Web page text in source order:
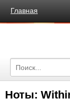
Главная
Ноты: